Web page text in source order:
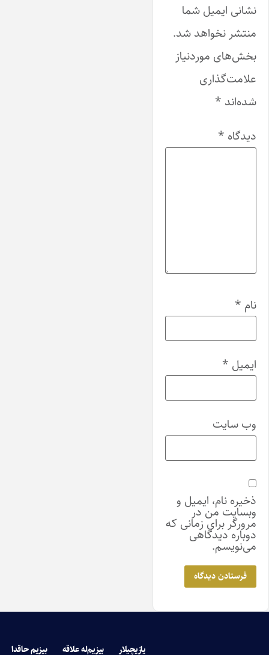
نشانی ایمیل شما
منتشر نخواهد شد.
بخش‌های موردنیاز
علامت‌گذاری
شده‌اند *
دیدگاه *
نام *
ایمیل *
وب‌ سایت
ذخیره نام، ایمیل و
وبسایت من در
مرورگر برای زمانی که
دوباره دیدگاهی
می‌نویسم.
یازیچیلار بیزیم‌له علاقه بیزیم حاقدا